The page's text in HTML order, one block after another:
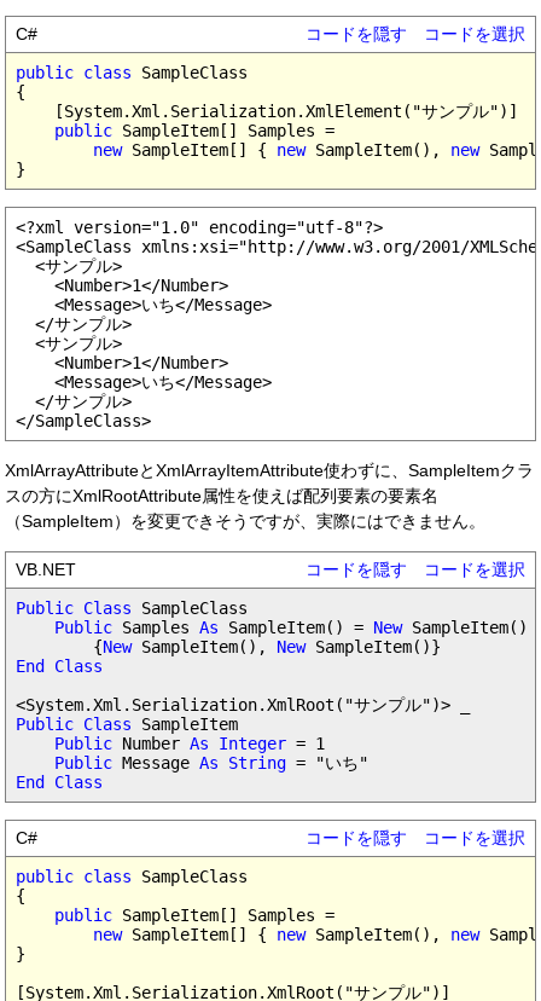
C# コードを隠す
コードを選択
public class SampleClass
{
    [System.Xml.Serialization.XmlElement("サンプル")]
public SampleItem[] Samples =
new SampleItem[] { new SampleItem(), new
<?xml version="1.0" encoding="utf-8"?>
<SampleClass xmlns:xsi="http://www.w3.org/2001/
  <サンプル>
    <Number>1</Number>
    <Message>いち</Message>
  </サンプル>
  <サンプル>
    <Number>1</Number>
    <Message>いち</Message>
  </サンプル>
XmlArrayAttributeとXmlArrayItemAttribute使わずに、SampleItemクラ
スの方にXmlRootAttribute属性を使えば配列要素の要素名
（SampleItem）を変更できそうですが、実際にはできません。
VB.NET コードを隠す
コードを選択
Public Class SampleClass
Public Samples As SampleItem() = New SampleItem()
        {
New SampleItem(), New
End Class
Public Class SampleItem
Public Number As Integer = 1
Public Message As String
End Class
C# コードを隠す
コードを選択
public class SampleClass
{
public SampleItem[] Samples =
new SampleItem[] { new SampleItem(), new
}